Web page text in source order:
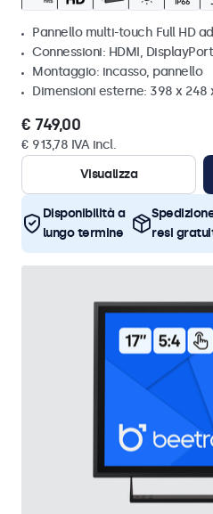
Pannello multi-touch Full HD
Connessioni: HDMI,
Montaggio: incasso, pannello
Dimensioni esterne: 398 x 248
€ 749,00
€ 913,78 IVA incl.
Visualizza
Disponibilità a
lungo termine
resi